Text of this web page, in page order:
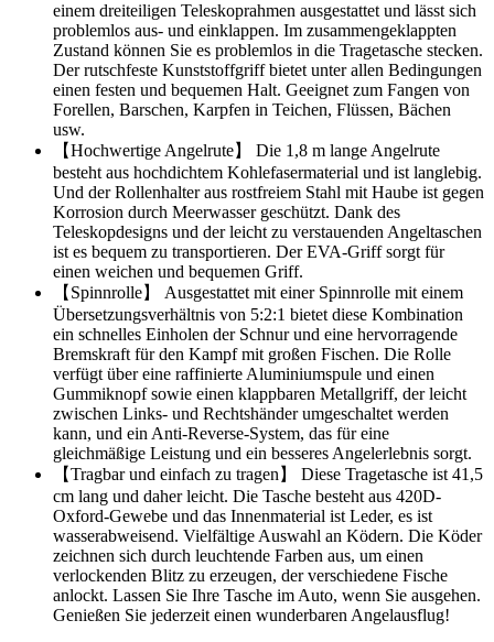
einem dreiteiligen Teleskoprahmen ausgestattet und lässt sich
problemlos aus- und einklappen. Im zusammengeklappten
Zustand können Sie es problemlos in die Tragetasche stecken.
Der rutschfeste Kunststoffgriff bietet unter allen Bedingungen
einen festen und bequemen Halt. Geeignet zum Fangen von
Forellen, Barschen, Karpfen in Teichen, Flüssen, Bächen
usw.
【Hochwertige Angelrute】 Die 1,8 m lange Angelrute
besteht aus hochdichtem Kohlefasermaterial und ist langlebig.
Und der Rollenhalter aus rostfreiem Stahl mit Haube ist gegen
Korrosion durch Meerwasser geschützt. Dank des
Teleskopdesigns und der leicht zu verstauenden Angeltaschen
ist es bequem zu transportieren. Der EVA-Griff sorgt für
einen weichen und bequemen Griff.
【Spinnrolle】 Ausgestattet mit einer Spinnrolle mit einem
Übersetzungsverhältnis von 5:2:1 bietet diese Kombination
ein schnelles Einholen der Schnur und eine hervorragende
Bremskraft für den Kampf mit großen Fischen. Die Rolle
verfügt über eine raffinierte Aluminiumspule und einen
Gummiknopf sowie einen klappbaren Metallgriff, der leicht
zwischen Links- und Rechtshänder umgeschaltet werden
kann, und ein Anti-Reverse-System, das für eine
gleichmäßige Leistung und ein besseres Angelerlebnis sorgt.
【Tragbar und einfach zu tragen】 Diese Tragetasche ist 41,5
cm lang und daher leicht. Die Tasche besteht aus 420D-
Oxford-Gewebe und das Innenmaterial ist Leder, es ist
wasserabweisend. Vielfältige Auswahl an Ködern. Die Köder
zeichnen sich durch leuchtende Farben aus, um einen
verlockenden Blitz zu erzeugen, der verschiedene Fische
anlockt. Lassen Sie Ihre Tasche im Auto, wenn Sie ausgehen.
Genießen Sie jederzeit einen wunderbaren Angelausflug!